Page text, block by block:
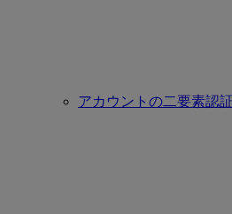
アカウントの二要素認